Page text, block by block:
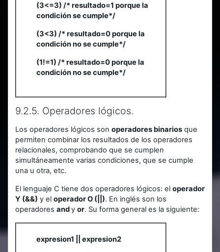
(3<=3) /* resultado=1 porque la
condición se cumple*/
(3<3) /* resultado=0 porque la
condición no se cumple*/
(1!=1) /* resultado=0 porque la
condición no se cumple*/
9.2.5. Operadores lógicos.
Los operadores lógicos son operadores binarios que
permiten combinar los resultados de los operadores
relacionales, comprobando que se cumplen
simultáneamente varias condiciones, que se cumple
una u otra, etc.
El lenguaje C tiene dos operadores lógicos: el operador
Y (&&) y el operador O (||). En inglés son los
operadores andy or. Su forma general es la siguiente:
expresion1 || expresion2